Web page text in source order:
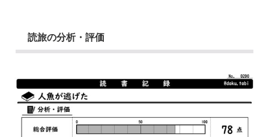
読旅の分析・評価